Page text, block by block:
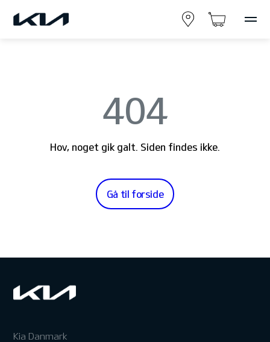
404
Hov, noget gik galt. Siden findes ikke.
Gå til forside
Kia Danmark